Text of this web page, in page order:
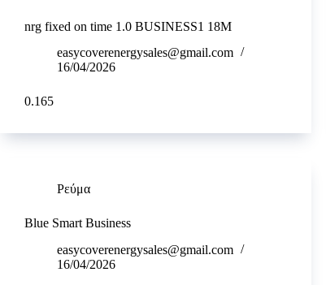
nrg fixed on time 1.0 BUSINESS1 18M
easycoverenergysales@gmail.com
16/04/2026
0.165
Ρεύμα
Blue Smart Business
easycoverenergysales@gmail.com
16/04/2026